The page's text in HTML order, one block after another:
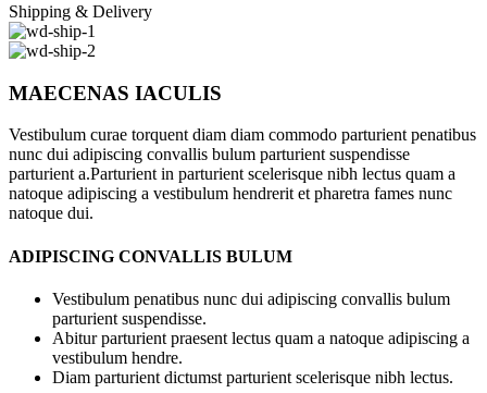
Shipping & Delivery
MAECENAS IACULIS
Vestibulum curae torquent diam diam commodo parturient penatibus
nunc dui adipiscing convallis bulum parturient suspendisse
parturient a.Parturient in parturient scelerisque nibh lectus quam a
natoque adipiscing a vestibulum hendrerit et pharetra fames nunc
natoque dui.
ADIPISCING CONVALLIS BULUM
Vestibulum penatibus nunc dui adipiscing convallis bulum
parturient suspendisse.
Abitur parturient praesent lectus quam a natoque adipiscing a
vestibulum hendre.
Diam parturient dictumst parturient scelerisque nibh lectus.